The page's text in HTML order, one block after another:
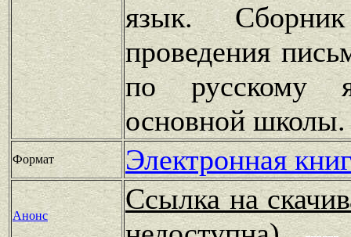
язык.
проведения
по русскому
основной школы.
Формат Электронная
Анонс
Ссылка на